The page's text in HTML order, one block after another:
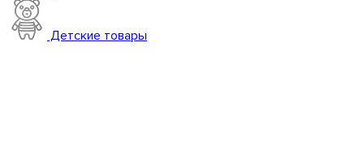
Детские товары